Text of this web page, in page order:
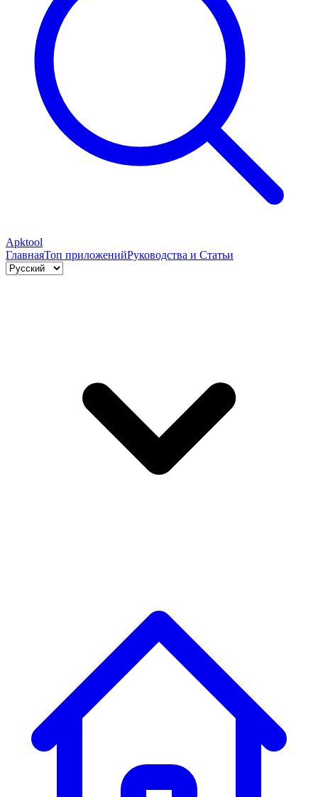
Apktool
ГлавнаяТоп приложенийРуководства и Статьи